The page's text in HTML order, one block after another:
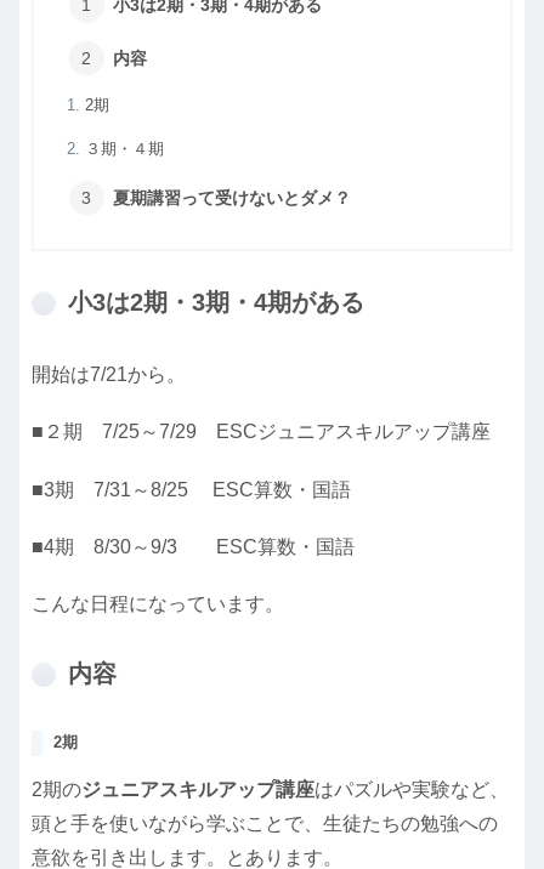
小3は2期・3期・4期がある
内容
2期
３期・４期
夏期講習って受けないとダメ？
小3は2期・3期・4期がある
開始は7/21から。
■２期 7/25～7/29 ESCジュニアスキルアップ講座
■3期 7/31～8/25 ESC算数・国語
■4期 8/30～9/3 ESC算数・国語
こんな日程になっています。
内容
2期
2期のジュニアスキルアップ講座はパズルや実験など、
頭と手を使いながら学ぶことで、生徒たちの勉強への
意欲を引き出します。とあります。